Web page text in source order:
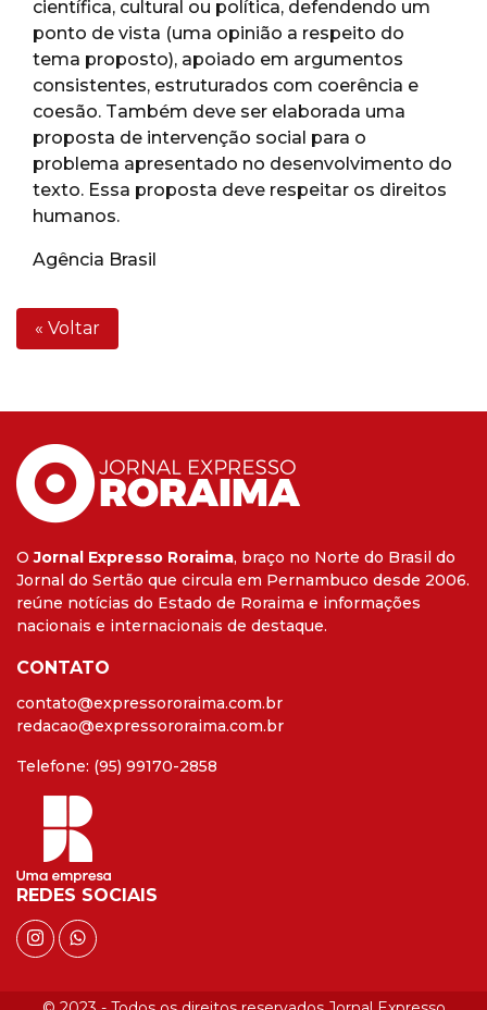
científica, cultural ou política, defendendo um
ponto de vista (uma opinião a respeito do
tema proposto), apoiado em argumentos
consistentes, estruturados com coerência e
coesão. Também deve ser elaborada uma
proposta de intervenção social para o
problema apresentado no desenvolvimento do
texto. Essa proposta deve respeitar os direitos
humanos.
Agência Brasil
« Voltar
OJornal Expresso Roraima, braço no Norte do Brasil do
Jornal do Sertão que circula em Pernambuco desde 2006.
reúne notícias do Estado de Roraima e informações
nacionais e internacionais de destaque.
CONTATO
contato@expressororaima.com.br
redacao@expressororaima.com.br
Telefone: (95) 99170-2858
REDES SOCIAIS